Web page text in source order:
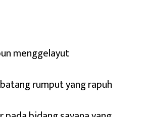
menggelayut
rumput yang rapuh